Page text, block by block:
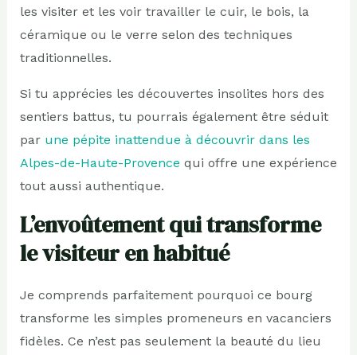
les visiter et les voir travailler le cuir, le bois, la
céramique ou le verre selon des techniques
traditionnelles.
Si tu apprécies les découvertes insolites hors des
sentiers battus, tu pourrais également être séduit
par une pépite inattendue à découvrir dans les
Alpes-de-Haute-Provence qui offre une expérience
tout aussi authentique.
L’envoûtement qui transforme
le visiteur en habitué
Je comprends parfaitement pourquoi ce bourg
transforme les simples promeneurs en vacanciers
fidèles. Ce n’est pas seulement la beauté du lieu